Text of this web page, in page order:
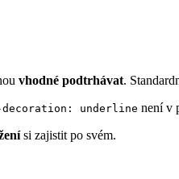
vhodné podtrhávat.
underline není v
si zajistit po svém.